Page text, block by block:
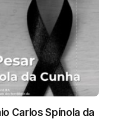
Carlos Spínola da